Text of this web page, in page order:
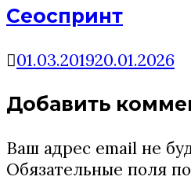
Сеоспринт
01.03.201920.01.2026
Добавить
Ваш адрес email не
Обязательные поля